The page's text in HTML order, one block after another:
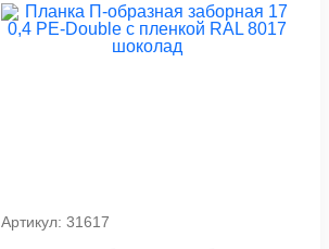
Артикул: 31617